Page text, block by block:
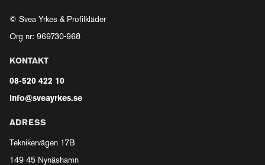
© Svea Yrkes & Profilkläder
Org nr: 969730-968
KONTAKT
08-520 422 10
info@sveayrkes.se
ADRESS
Teknikervägen 17B
149 45 Nynäshamn